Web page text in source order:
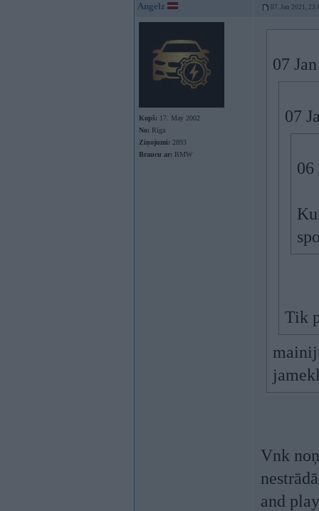
Angelz 07. Jan 2021,
Kopš: 17. May 2002
No: Rīga
Ziņojumi: 2893
Braucu ar: BMW
07
07
06
Tik
Vnk
and